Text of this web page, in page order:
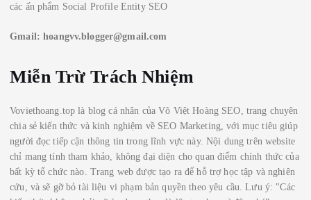
các ấn phẩm Social Profile Entity SEO
Gmail:hoangvv.blogger@gmail.com
Miễn Trừ Trách Nhiệm
Voviethoang.top là blog cá nhân của Võ Việt Hoàng SEO, trang chuyên
chia sẻ kiến thức và kinh nghiệm về SEO Marketing, với mục tiêu giúp
người đọc tiếp cận thông tin trong lĩnh vực này. Nội dung trên website
chỉ mang tính tham khảo, không đại diện cho quan điểm chính thức của
bất kỳ tổ chức nào. Trang web được tạo ra để hỗ trợ học tập và nghiên
cứu, và sẽ gỡ bỏ tài liệu vi phạm bản quyền theo yêu cầu. Lưu ý: "Các